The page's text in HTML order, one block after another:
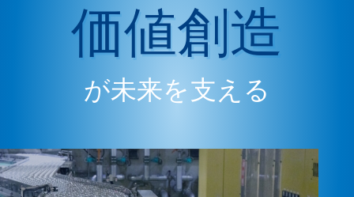
価値創造
が未来を支える